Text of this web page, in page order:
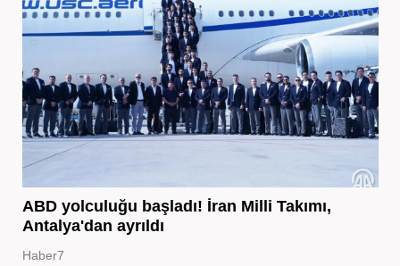
ABD yolculuğu başladı! İran Milli Takımı,
Antalya'dan ayrıldı
Haber7